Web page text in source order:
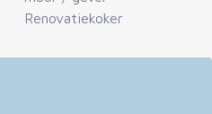
Renovatiekoker